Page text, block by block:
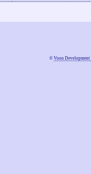
© Voon Development